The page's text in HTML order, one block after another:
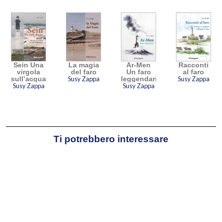
Festival del Viaggiatore di Asolo nel 2023
e il premio “Il corsaro nero” Emilio Salgari
per la letteratura avventurosa nel 2024.
Sein Una
virgola
sull’acqua
Susy Zappa
La magia
del faro
Susy Zappa
Ar-Men
Un faro
leggendario
Susy Zappa
Racconti
al faro
Susy Zappa
Ti potrebbero interessare